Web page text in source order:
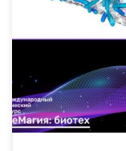
Оргкомитет четвертого
Биотех» официально
участниками конкурса